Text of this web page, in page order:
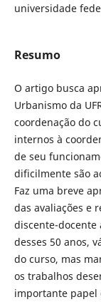
universidade
Resumo
O artigo busca
Urbanismo da
coordenação do
internos à
de seu
dificilmente são
Faz uma breve
das avaliações e
discente-docente
desses 50 anos,
do curso, mas
os trabalhos
importante papel